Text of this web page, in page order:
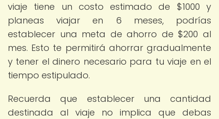
viaje tiene un costo estimado de $1000 y
planeas viajar en 6 meses, podrías
establecer una meta de ahorro de $200 al
mes. Esto te permitirá ahorrar gradualmente
y tener el dinero necesario para tu viaje en el
tiempo estipulado.
Recuerda que establecer una cantidad
destinada al viaje no implica que debas